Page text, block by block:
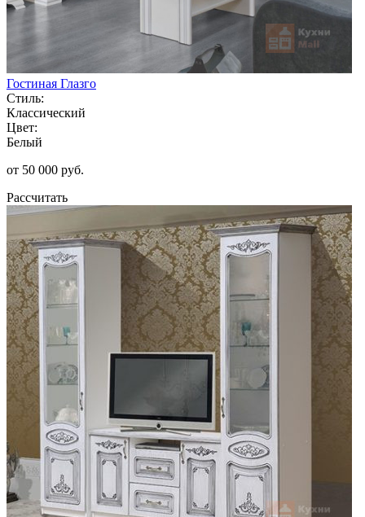
Гостиная Глазго
Стиль:
Классический
Цвет:
Белый
от 50 000 руб.
Рассчитать